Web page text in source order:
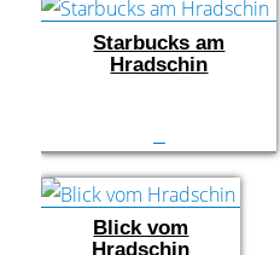
Starbucks am
Hradschin
Blick vom
Hradschin